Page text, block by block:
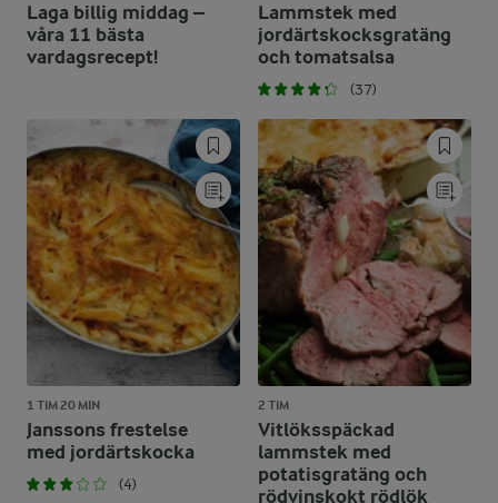
Laga billig middag –
våra 11 bästa
vardagsrecept!
Lammstek med
jordärtskocksgratäng
och tomatsalsa
(37)
1 TIM 20 MIN
Janssons frestelse
med jordärtskocka
(4)
2 TIM
Vitlöksspäckad
lammstek med
potatisgratäng och
rödvinskokt rödlök